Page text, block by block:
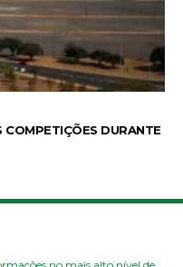
COMPETIÇÕES DURANTE